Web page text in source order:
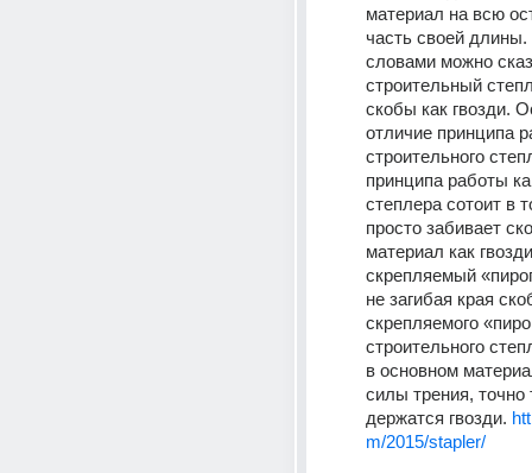
материал на всю
часть своей длины.
словами можно
строительный
скобы как гвозди.
отличие принципа
строительного
принципа работы
степлера сотоит в
просто забивает
материал как
скрепляемый
не загибая края
скрепляемого
строительного
в основном
силы трения, точно
держатся гвозди.
m/2015/stapler/